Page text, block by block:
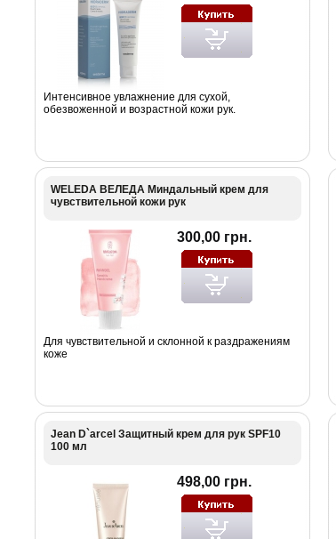
Интенсивное увлажнение для сухой,
обезвоженной и возрастной кожи рук.
WELEDA ВЕЛЕДА Миндальный крем для
чувствительной кожи рук
300,00 грн.
Для чувствительной и склонной к раздражениям
коже
Jean D`arcel Защитный крем для рук SPF10
100 мл
498,00 грн.